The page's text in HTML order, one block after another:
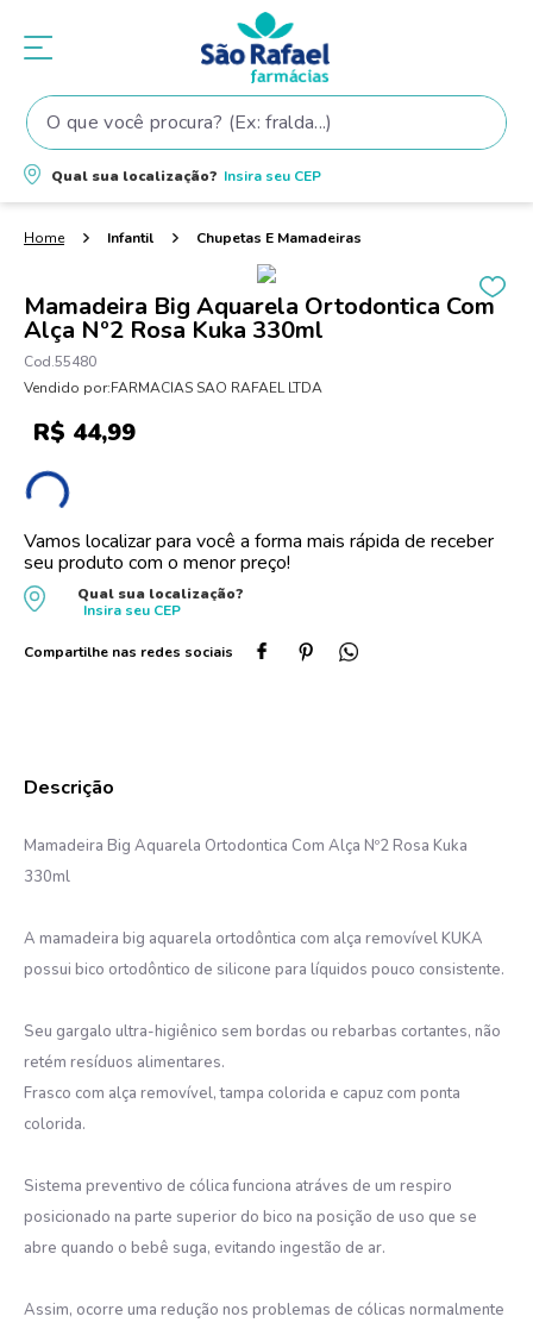
O que você procura? (Ex: fralda...)
Qual sua localização? Insira seu CEP
Infantil Chupetas E Mamadeiras
Mamadeira Big Aquarela Ortodontica Com
Alça Nº2 Rosa Kuka 330ml
55480
Vendido por:FARMACIAS SAO RAFAEL LTDA
R$ 44,99
Vamos localizar para você a forma mais rápida de receber
seu produto com o menor preço!
Qual sua localização?
Insira seu CEP
Mamadeira Big Aquarela Ortodontica Com Alça Nº2 Rosa Kuka
330ml
A mamadeira big aquarela ortodôntica com alça removível KUKA
possui bico ortodôntico de silicone para líquidos pouco consistente.
Seu gargalo ultra-higiênico sem bordas ou rebarbas cortantes, não
retém resíduos alimentares.
Frasco com alça removível, tampa colorida e capuz com ponta
colorida.
Sistema preventivo de cólica funciona atráves de um respiro
posicionado na parte superior do bico na posição de uso que se
abre quando o bebê suga, evitando ingestão de ar.
Assim, ocorre uma redução nos problemas de cólicas normalmente
Termos mais buscados
1º fralda
shampoo
4º elseve
5º teste gravidez
6º tintura cabelo
7º oleo
8º
10ºprotetor solar